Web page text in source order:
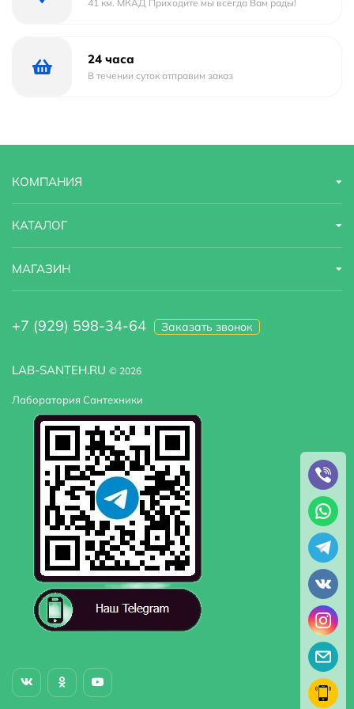
Страна бренда Италия
Область применения бытовая
41 км. МКАД Приходите мы всегда Вам рады!
24 часа
В течении суток отправим заказ
LAB-SANTEH.RU © 2026
Лаборатория Сантехники
КОМПАНИЯ
КАТАЛОГ
МАГАЗИН
+7 (929) 598-34-64 Заказать звонок